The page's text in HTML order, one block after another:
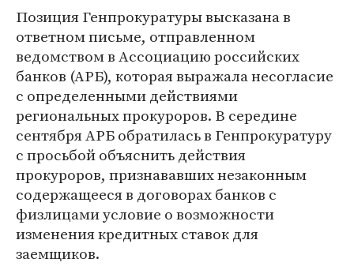
Позиция Генпрокуратуры высказана в
ответном письме, отправленном
ведомством в Ассоциацию российских
банков (АРБ), которая выражала несогласие
с определенными действиями
региональных прокуроров. В середине
сентября АРБ обратилась в Генпрокуратуру
с просьбой объяснить действия
прокуроров, признававших незаконным
содержащееся в договорах банков с
физлицами условие о возможности
изменения кредитных ставок для
заемщиков.